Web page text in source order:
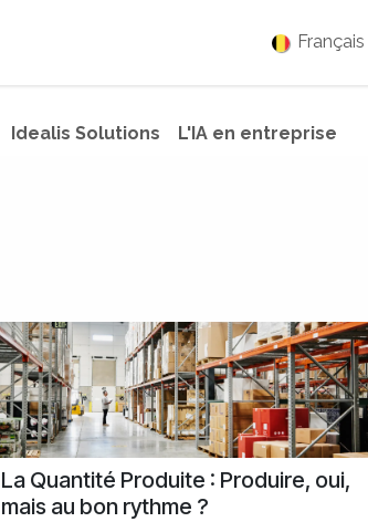
Idealis Solutions L'IA en entreprise
La Quantité Produite : Produire, oui,
mais au bon rythme ?